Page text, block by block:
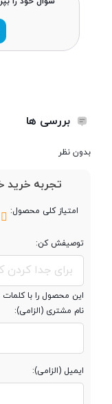
تعداد سیم کارت
پردازنده
پردازنده ‌مرکزی
فرکانس پردازنده
پردازنده گرافیکی
بررسی ها
بدون نظر
تجربه خرید
امتیاز کلی محصول:
توصیفش کن:
این محصول را با
نام مشتری (الزامی):
ایمیل (الزامی):